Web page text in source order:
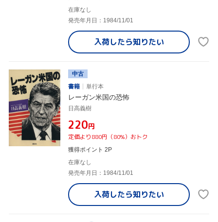
在庫なし
発売年月日：1984/11/01
入荷したら知りたい
中古
書籍
単行本
レーガン米国の恐怖
日高義樹
¥220円
定価より880円（80%）おトク
獲得ポイント 2P
在庫なし
発売年月日：1984/11/01
入荷したら知りたい